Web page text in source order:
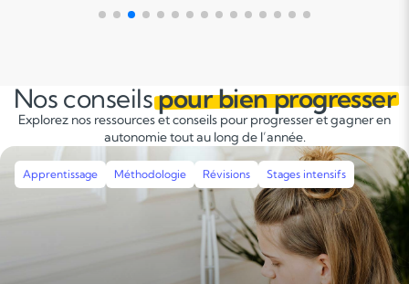
Nos conseilspour bien progresser
Explorez nos ressources et conseils pour progresser et gagner en
autonomie tout au long de l’année.
Apprentissage Méthodologie